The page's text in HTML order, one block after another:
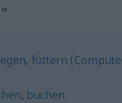
, füttern
, buchen